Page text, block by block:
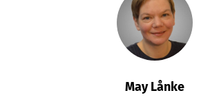
May Lånke